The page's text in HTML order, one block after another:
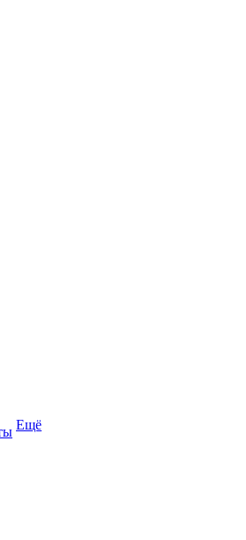
Ещё